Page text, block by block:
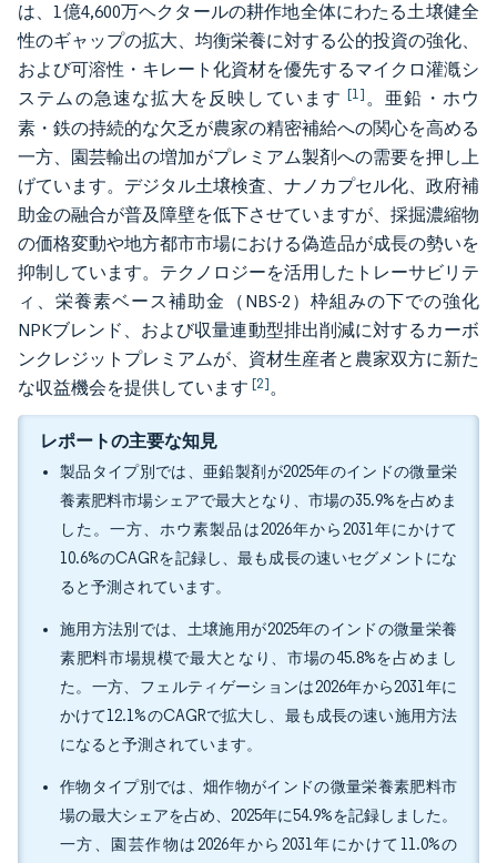
は、1億4,600万ヘクタールの耕作地全体にわたる土壌健全
性のギャップの拡大、均衡栄養に対する公的投資の強化、
および可溶性・キレート化資材を優先するマイクロ灌漑シ
ステムの急速な拡大を反映しています [1]。亜鉛・ホウ
素・鉄の持続的な欠乏が農家の精密補給への関心を高める
一方、園芸輸出の増加がプレミアム製剤への需要を押し上
げています。デジタル土壌検査、ナノカプセル化、政府補
助金の融合が普及障壁を低下させていますが、採掘濃縮物
の価格変動や地方都市市場における偽造品が成長の勢いを
抑制しています。テクノロジーを活用したトレーサビリテ
ィ、栄養素ベース補助金（NBS-2）枠組みの下での強化
NPKブレンド、および収量連動型排出削減に対するカーボ
ンクレジットプレミアムが、資材生産者と農家双方に新た
な収益機会を提供しています [2]。
レポートの主要な知見
製品タイプ別では、亜鉛製剤が2025年のインドの微量栄
養素肥料市場シェアで最大となり、市場の35.9%を占めま
した。一方、ホウ素製品は2026年から2031年にかけて
10.6%のCAGRを記録し、最も成長の速いセグメントにな
ると予測されています。
施用方法別では、土壌施用が2025年のインドの微量栄養
素肥料市場規模で最大となり、市場の45.8%を占めまし
た。一方、フェルティゲーションは2026年から2031年に
かけて12.1%のCAGRで拡大し、最も成長の速い施用方法
になると予測されています。
作物タイプ別では、畑作物がインドの微量栄養素肥料市
場の最大シェアを占め、2025年に54.9%を記録しました。
一方、園芸作物は2026年から2031年にかけて11.0%の